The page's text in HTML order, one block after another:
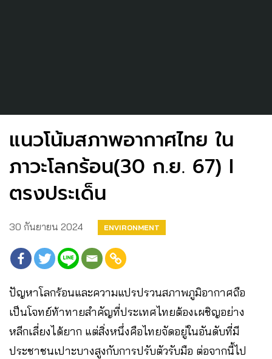
แนวโน้มสภาพอากาศไทย ใน
ภาวะโลกร้อน(30 ก.ย. 67) I
ตรงประเด็น
30 กันยายน 2024 ENVIRONMENT
ปัญหาโลกร้อนและความแปรปรวนสภาพภูมิอากาศถือ
เป็นโจทย์ท้าทายสำคัญที่ประเทศไทยต้องเผชิญอย่าง
หลีกเลี่ยงได้ยาก แต่สิ่งหนึ่งคือไทยจัดอยู่ในอันดับที่มี
ประชาชนเปาะบางสูงกับการปรับตัวรับมือ ต่อจากนี้ไป